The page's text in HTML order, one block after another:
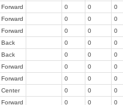
Forward 0 0
0
Forward 0 0
0
Forward 0 0
0
Back 0 0
0
Back 0 0
0
Forward 0 0
0
Forward 0 0
0
Center 0 0
0
Forward 0 0
0